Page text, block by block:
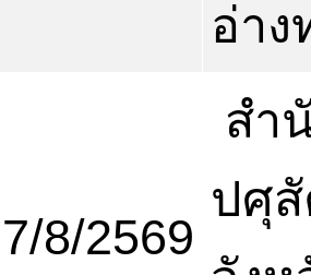
อ่าง
7/8/2569
สำ
ปศุ